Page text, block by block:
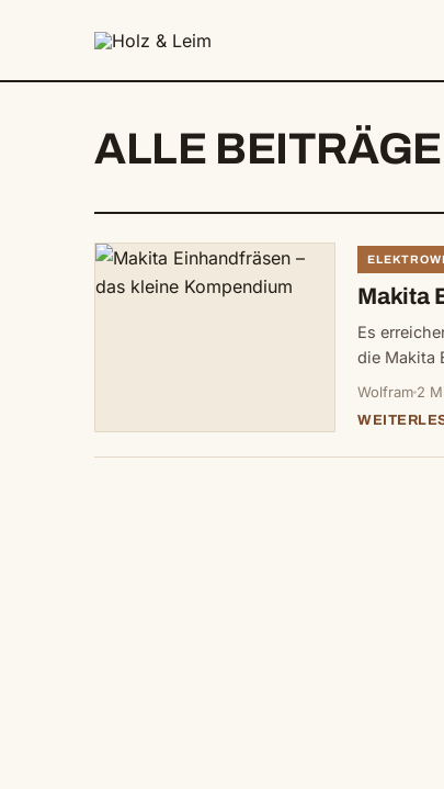
ALLE BEITRÄGE
Makita
Es
die Makita
Wolfram 2